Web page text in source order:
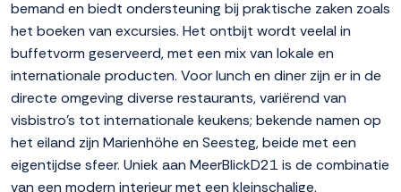
bemand en biedt ondersteuning bij praktische zaken zoals
het boeken van excursies. Het ontbijt wordt veelal in
buffetvorm geserveerd, met een mix van lokale en
internationale producten. Voor lunch en diner zijn er in de
directe omgeving diverse restaurants, variërend van
visbistro's tot internationale keukens; bekende namen op
het eiland zijn Marienhöhe en Seesteg, beide met een
eigentijdse sfeer. Uniek aan MeerBlickD21 is de combinatie
van een modern interieur met een kleinschalige,